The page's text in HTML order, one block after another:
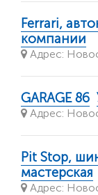
Ferrari,
компании
Адрес:
GARAGE 86
Адрес:
Pit Stop,
мастерская
Адрес: